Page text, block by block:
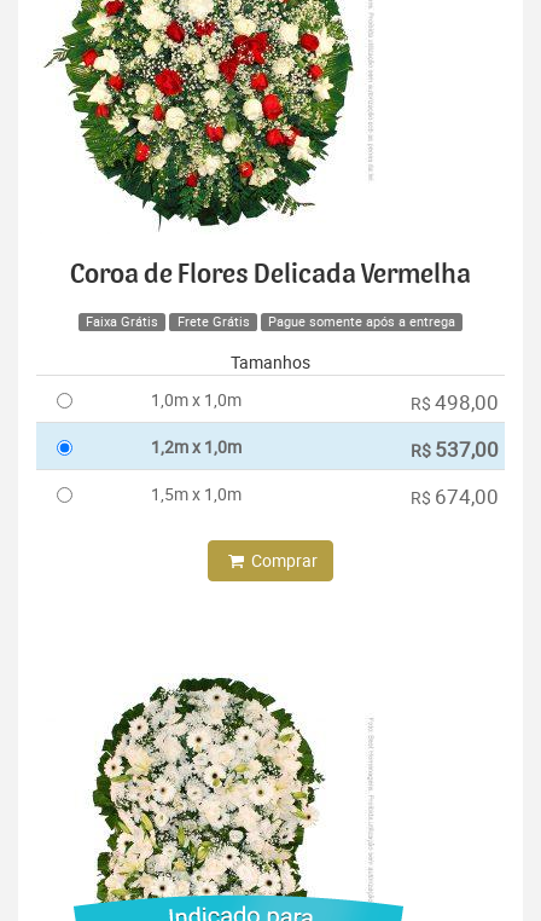
Coroa de Flores Delicada Vermelha
Faixa Grátis Frete Grátis Pague somente após a entrega
Tamanhos
1,0m x 1,0m
R$ 498,00
1,2m x 1,0m R$ 537,00
1,5m x 1,0m R$ 674,00
Comprar